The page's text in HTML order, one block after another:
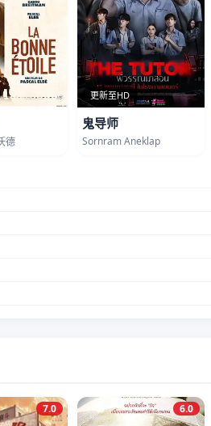
德
更新至HD
鬼导师
Sornram Aneklap
7.0 6.0